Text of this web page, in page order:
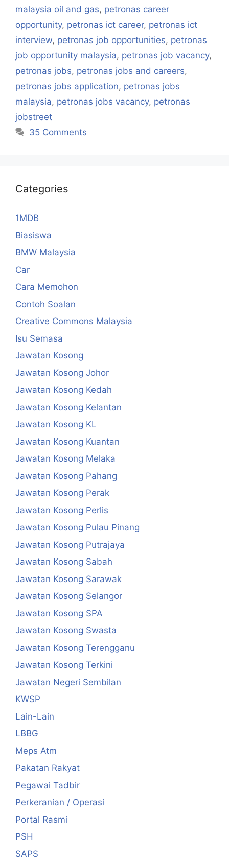
malaysia oil and gas, petronas career
opportunity, petronas ict career, petronas ict
interview, petronas job opportunities, petronas
job opportunity malaysia, petronas job vacancy,
petronas jobs, petronas jobs and careers,
petronas jobs application, petronas jobs
malaysia, petronas jobs vacancy, petronas
jobstreet
35 Comments
Categories
1MDB
Biasiswa
BMW Malaysia
Car
Cara Memohon
Contoh Soalan
Creative Commons Malaysia
Isu Semasa
Jawatan Kosong
Jawatan Kosong Johor
Jawatan Kosong Kedah
Jawatan Kosong Kelantan
Jawatan Kosong KL
Jawatan Kosong Kuantan
Jawatan Kosong Melaka
Jawatan Kosong Pahang
Jawatan Kosong Perak
Jawatan Kosong Perlis
Jawatan Kosong Pulau Pinang
Jawatan Kosong Putrajaya
Jawatan Kosong Sabah
Jawatan Kosong Sarawak
Jawatan Kosong Selangor
Jawatan Kosong SPA
Jawatan Kosong Swasta
Jawatan Kosong Terengganu
Jawatan Kosong Terkini
Jawatan Negeri Sembilan
KWSP
Lain-Lain
LBBG
Meps Atm
Pakatan Rakyat
Pegawai Tadbir
Perkeranian / Operasi
Portal Rasmi
PSH
SAPS